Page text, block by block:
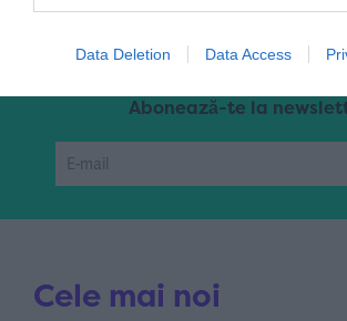
Data Deletion Data Access
Abonează-te la
Cele mai noi